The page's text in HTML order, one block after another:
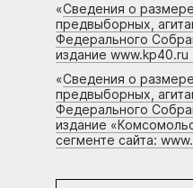
«Сведения о
предвыборных,
Федерального
издание
«Сведения о
предвыборных,
Федерального
издание
сегменте сайта: